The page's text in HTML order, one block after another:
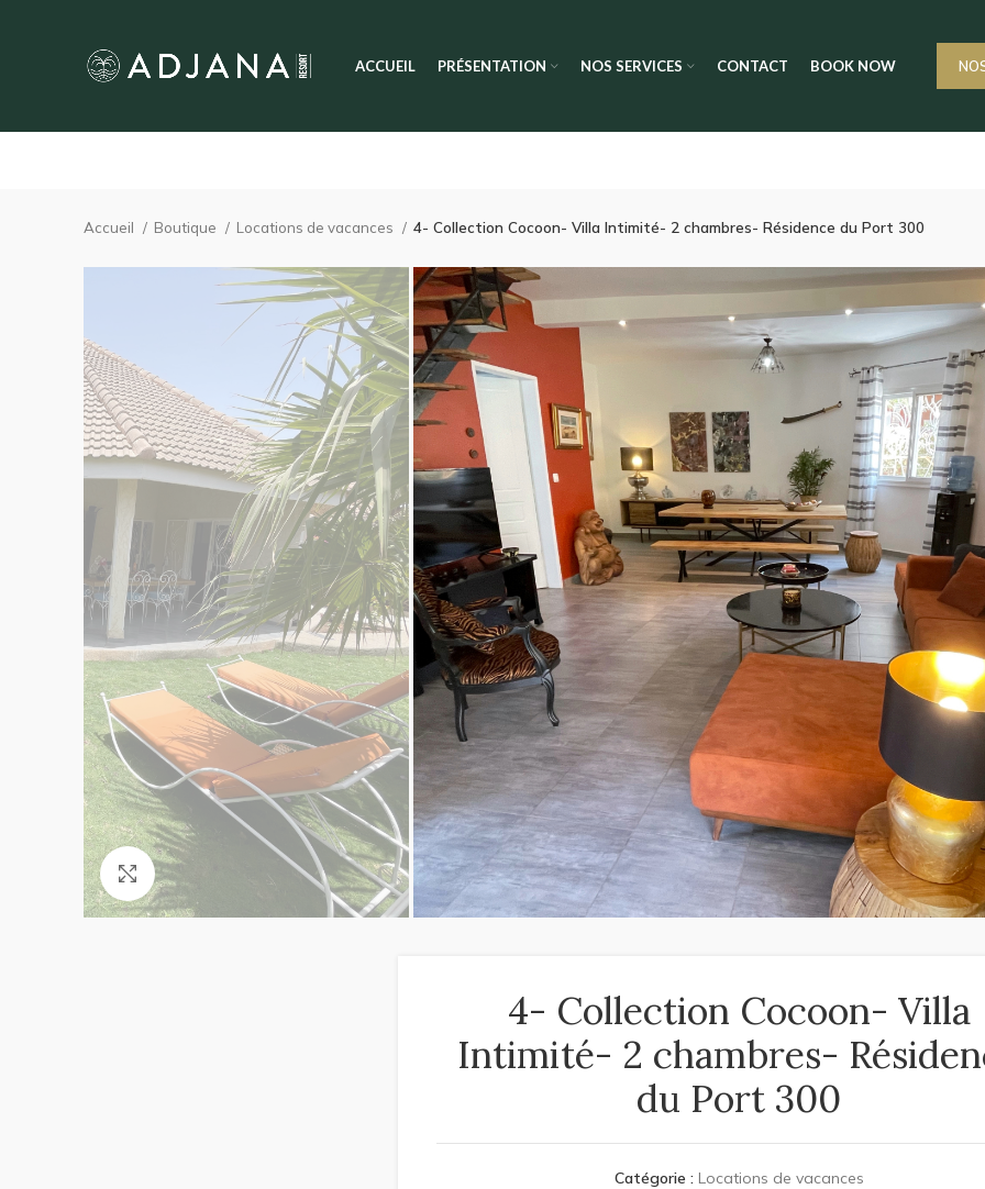
ACCUEIL PRÉSENTATION NOS SERVICES CONTACT BOOK NOW
Accueil Boutique Locations de vacances 4- Collection Cocoon- Villa Intimité- 2 chambres- Résidence du Port 300
Click to enlarge
4- Collection Cocoon- Villa
Intimité- 2 chambres-
du Port 300
Catégorie : Locations de vacances